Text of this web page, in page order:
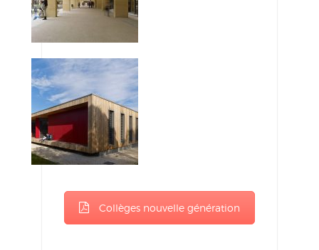
Collèges nouvelle génération